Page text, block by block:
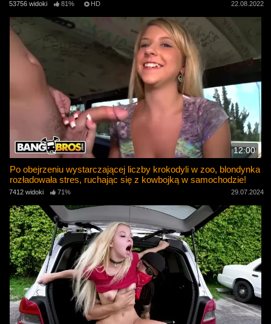
53756 widoki 81% HD 22.08.2022
12:00
Po obejrzeniu wystarczającej liczby krokodyli w zoo, blondynka
rozładowała stres, ruchając się z kowbojką w samochodzie!
7412 widoki 71% 29.07.2024